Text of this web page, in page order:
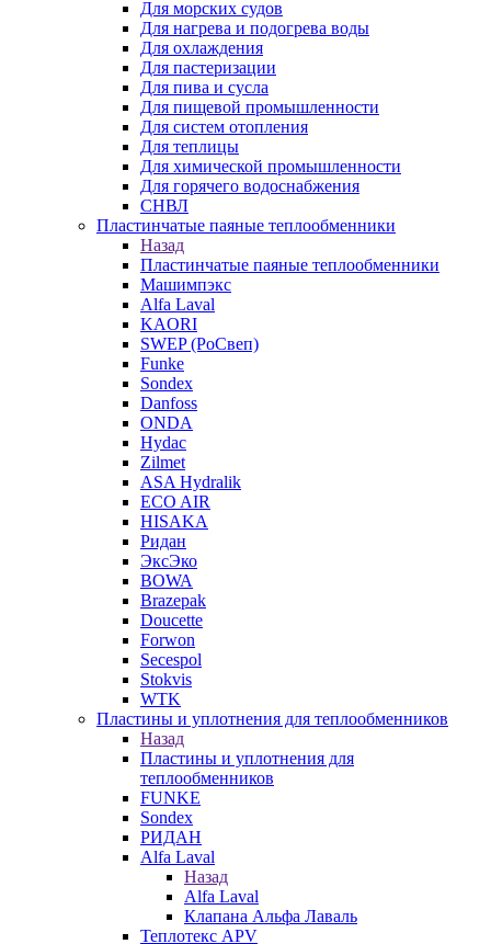
Для морских судов
Для нагрева и подогрева воды
Для охлаждения
Для пастеризации
Для пива и сусла
Для пищевой промышленности
Для систем отопления
Для теплицы
Для химической промышленности
Для горячего водоснабжения
СНВЛ
Пластинчатые паяные теплообменники
Назад
Пластинчатые паяные теплообменники
Машимпэкс
Alfa Laval
KAORI
SWEP (РоСвеп)
Funke
Sondex
Danfoss
ONDA
Hydac
Zilmet
ASA Hydralik
ECO AIR
HISAKA
Ридан
ЭксЭко
BOWA
Brazepak
Doucette
Forwon
Secespol
Stokvis
WTK
Пластины и уплотнения для теплообменников
Назад
Пластины и уплотнения для
теплообменников
FUNKE
Sondex
РИДАН
Alfa Laval
Назад
Alfa Laval
Клапана Альфа Лаваль
Теплотекс APV